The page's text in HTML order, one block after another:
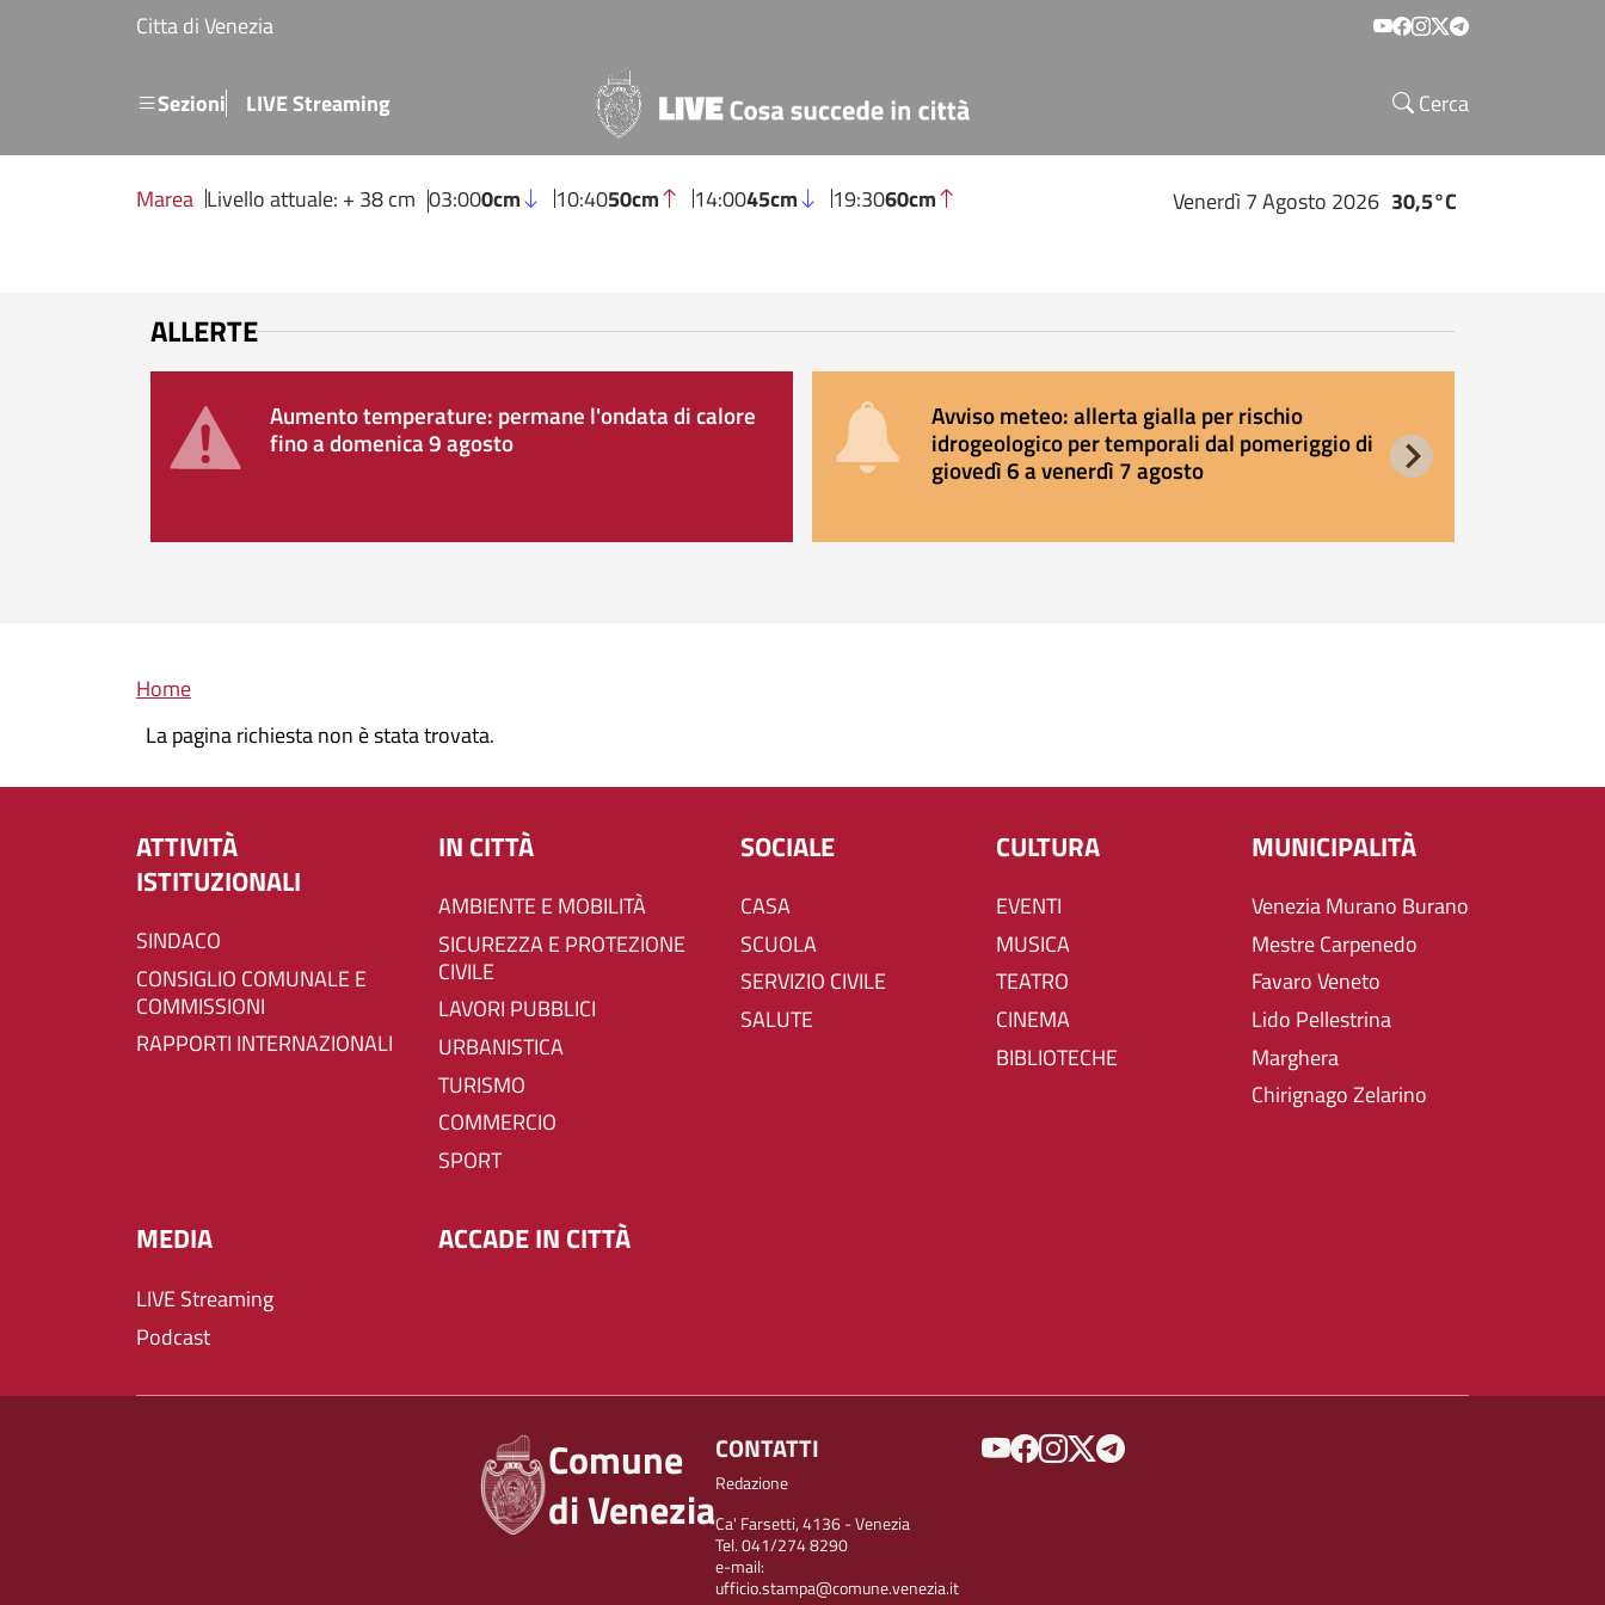
Salta al contenuto principale
Citta di Venezia Social menu
SezioniMenu secondario
LIVE Streaming Cerca
Marea Livello attuale: + 38 cm 03:000cm 10:4050cm 14:0045cm 19:3060cm Venerdì 7 Agosto 2026 30,5°C
ALLERTE
Aumento temperature: permane l'ondata di calore
fino a domenica 9 agosto
Avviso meteo: allerta gialla per rischio
idrogeologico per temporali dal pomeriggio di
giovedì 6 a venerdì 7 agosto
Briciole di pane
Home
La pagina richiesta non è stata trovata.
ATTIVITÀ
ISTITUZIONALI
SINDACO
CONSIGLIO COMUNALE E
COMMISSIONI
RAPPORTI INTERNAZIONALI
IN CITTÀ
AMBIENTE E MOBILITÀ
SICUREZZA E PROTEZIONE
CIVILE
LAVORI PUBBLICI
URBANISTICA
TURISMO
COMMERCIO
SPORT
SOCIALE
CASA
SCUOLA
SERVIZIO CIVILE
SALUTE
CULTURA
EVENTI
MUSICA
TEATRO
CINEMA
BIBLIOTECHE
MUNICIPALITÀ
Venezia Murano Burano
Mestre Carpenedo
Favaro Veneto
Lido Pellestrina
Marghera
Chirignago Zelarino
MEDIA
LIVE Streaming
Podcast
ACCADE IN CITTÀ
Comune
di Venezia
CONTATTI
Redazione
Ca' Farsetti, 4136 - Venezia
Tel. 041/274 8290
e-mail:
ufficio.stampa@comune.venezia.it
SOCIAL MENU